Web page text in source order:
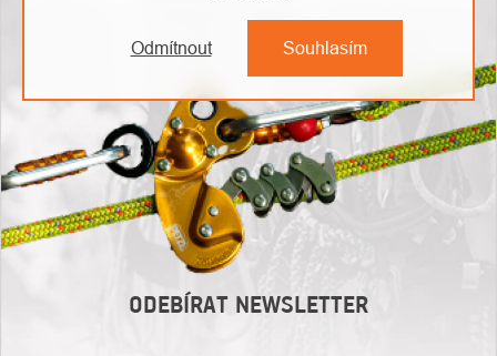
Odmítnout Souhlasím
ODEBÍRAT NEWSLETTER